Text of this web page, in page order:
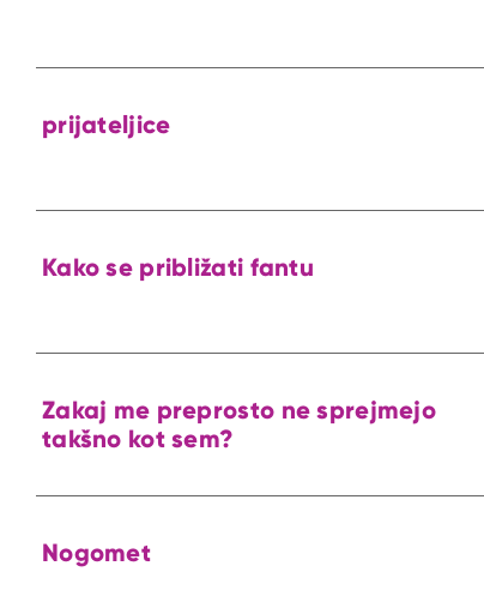
prijateljice
Kako se približati fantu
Zakaj me preprosto ne sprejmejo
takšno kot sem?
Nogomet